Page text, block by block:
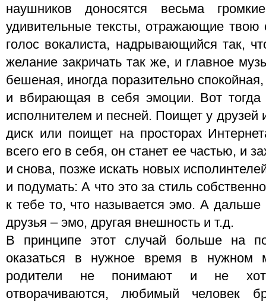
наушников доносятся весьма
удивительные тексты, отражающие
голос вокалиста, надрывающийся так,
желание закричать так же, и главное
бешеная, иногда поразительно
и вбирающая в себя эмоции. Вот тогда
исполнителем и песней. Поищет у друзей
диск или поищет на просторах
всего его в себя, он станет ее частью, и
и снова, позже искать новых
и подумать: А что это за стиль
к тебе то, что называется эмо. А
друзья – эмо, другая внешность и т.д.
В принципе этот случай больше на
оказаться в нужное время в нужном
родители не понимают и не
отворачиваются, любимый человек